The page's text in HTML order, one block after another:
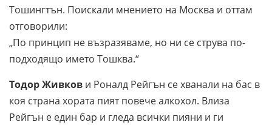
Тошингтън. Поискали мнението на Москва и оттам
отговорили:
„По принцип не възразяваме, но ни се струва по-
подходящо името Тошква.“
Тодор Живков и Роналд Рейгън се хванали на бас в
коя страна хората пият повече алкохол. Влиза
Рейгън е един бар и гледа всички пияни и ги